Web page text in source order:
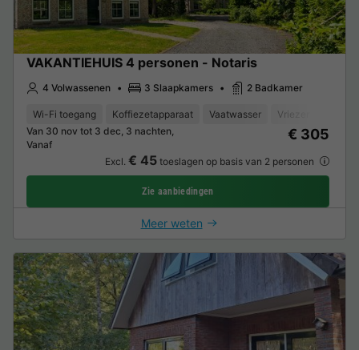
VAKANTIEHUIS 4 personen - Notaris
4 Volwassenen 3 Slaapkamers 2 Badkamer
Wi-Fi toegang Koffiezetapparaat Vaatwasser Vriezer
Van 30 nov tot 3 dec, 3 nachten,
Vanaf
€ 305
Excl. € 45toeslagen op basis van 2 personen
Zie aanbiedingen
Meer weten